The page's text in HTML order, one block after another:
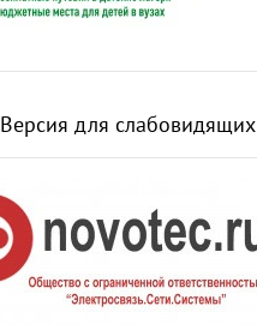
Версия для слабовидящих